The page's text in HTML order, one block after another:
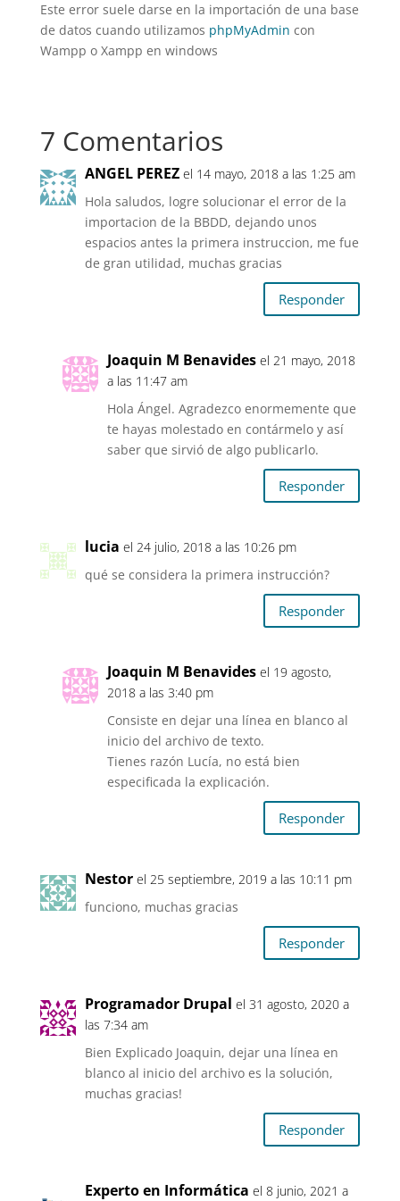
Este error suele darse en la importación de una base
de datos cuando utilizamos phpMyAdmin con
Wampp o Xampp en windows
7 Comentarios
ANGEL PEREZ el 14 mayo, 2018 a las 1:25 am
Hola saludos, logre solucionar el error de la
importacion de la BBDD, dejando unos
espacios antes la primera instruccion, me fue
de gran utilidad, muchas gracias
Responder
Joaquin M Benavides el 21 mayo, 2018
a las 11:47 am
Hola Ángel. Agradezco enormemente que
te hayas molestado en contármelo y así
saber que sirvió de algo publicarlo.
Responder
lucia el 24 julio, 2018 a las 10:26 pm
qué se considera la primera instrucción?
Responder
Joaquin M Benavides el 19 agosto,
2018 a las 3:40 pm
Consiste en dejar una línea en blanco al
inicio del archivo de texto.
Tienes razón Lucía, no está bien
especificada la explicación.
Responder
Nestor el 25 septiembre, 2019 a las 10:11 pm
funciono, muchas gracias
Responder
Programador Drupal el 31 agosto, 2020 a
las 7:34 am
Bien Explicado Joaquin, dejar una línea en
blanco al inicio del archivo es la solución,
muchas gracias!
Responder
Experto en Informática el 8 junio, 2021 a